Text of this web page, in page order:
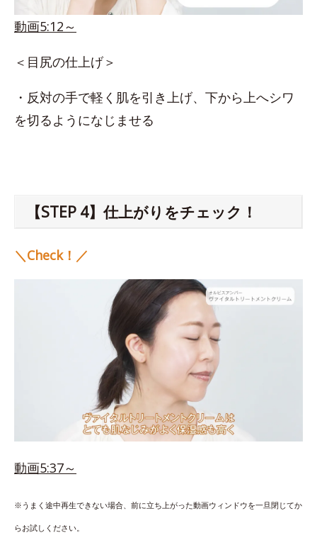
動画5:12～
＜目尻の仕上げ＞
・反対の手で軽く肌を引き上げ、下から上へシワ
を切るようになじませる
【STEP 4】仕上がりをチェック！
＼Check！／
動画5:37～
※うまく途中再生できない場合、前に立ち上がった動画ウィンドウを一旦閉じてか
らお試しください。